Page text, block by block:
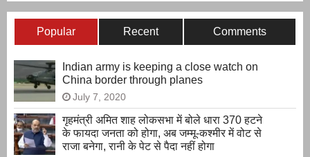
Popular Recent Comments
Indian army is keeping a close watch on
China border through planes
July 7, 2020
गृहमंत्री अमित शाह लोकसभा में बोले धारा 370 हटने
के फायदा जनता को होगा, अब जम्मू-कश्मीर में वोट से
राजा बनेगा, रानी के पेट से पैदा नहीं होगा